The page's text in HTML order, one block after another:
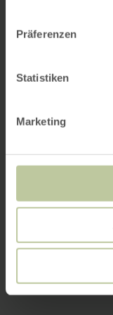
Präferenzen
Statistiken
Marketing